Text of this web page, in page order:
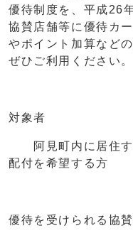
優待制度を、平成26
協賛店舗等に優待カ
やポイント加算など
ぜひご利用ください。
対象者
阿見町内に居住す
配付を希望する方
優待を受けられる協